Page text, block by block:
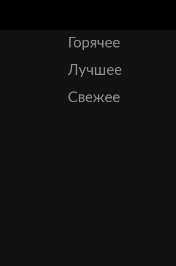
Горячее
Лучшее
Свежее